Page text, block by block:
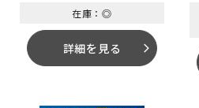
在庫：◎
詳細を見る arrow_forward_ios